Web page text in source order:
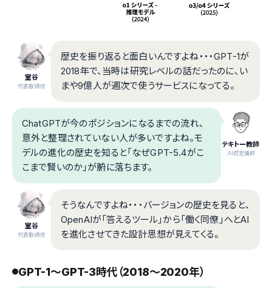
室谷
代表取締役
歴史を振り返ると面白いんですよね・・・GPT-1が
2018年で、当時は研究レベルの話だったのに、い
まや9億人が週次で使うサービスになってる。
テキトー教師
.AI認定講師
ChatGPTが今のポジションになるまでの流れ、
意外と整理されていない人が多いですよね。モ
デルの進化の歴史を知ると「なぜGPT-5.4がこ
こまで賢いのか」が腑に落ちます。
室谷
代表取締役
そうなんですよね・・・バージョンの歴史を見ると、
OpenAIが「答えるツール」から「働く同僚」へとAI
を進化させてきた設計思想が見えてくる。
GPT-1〜GPT-3時代（2018〜2020年）